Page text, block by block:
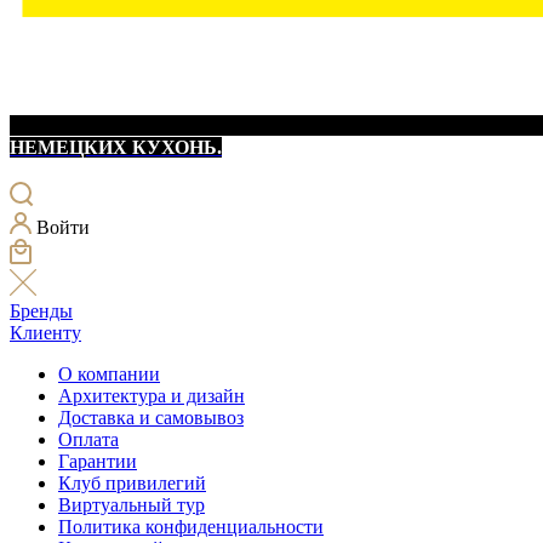
НЕМЕЦКИХ КУХОНЬ.
Войти
Бренды
Клиенту
О компании
Архитектура и дизайн
Доставка и самовывоз
Оплата
Гарантии
Клуб привилегий
Виртуальный тур
Политика конфиденциальности